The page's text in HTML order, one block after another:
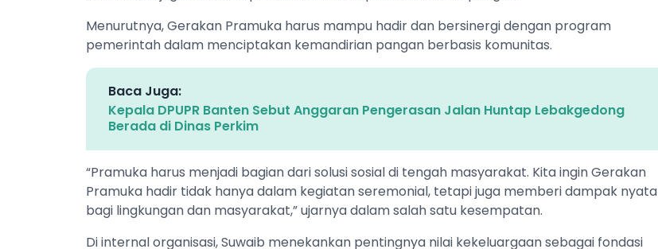
Menurutnya, Gerakan Pramuka harus mampu hadir dan bersinergi dengan program
pemerintah dalam menciptakan kemandirian pangan berbasis komunitas.
Baca Juga:
Kepala DPUPR Banten Sebut Anggaran Pengerasan Jalan Huntap Lebakgedong
Berada di Dinas Perkim
“Pramuka harus menjadi bagian dari solusi sosial di tengah masyarakat. Kita ingin Gerakan
Pramuka hadir tidak hanya dalam kegiatan seremonial, tetapi juga memberi dampak nyata
bagi lingkungan dan masyarakat,” ujarnya dalam salah satu kesempatan.
Di internal organisasi, Suwaib menekankan pentingnya nilai kekeluargaan sebagai fondasi